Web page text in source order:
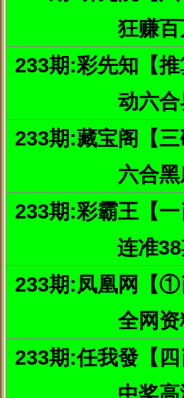
（309平方英尺，约等于28.7平米
妻子Michelle想要在这28平米里同
Andy则想要家庭影院和健身房。除此
这事儿上帝是帮不了他们了，所以
师帮忙重新规划房间布局。